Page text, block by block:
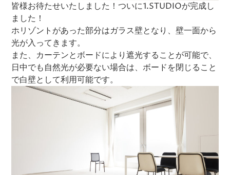
皆様お待たせいたしました！ついに1.STUDIOが完成し
ました！
ホリゾントがあった部分はガラス壁となり、壁一面から
光が入ってきます。
また、カーテンとボードにより遮光することが可能で、
日中でも自然光が必要ない場合は、ボードを閉じること
で白壁として利用可能です。